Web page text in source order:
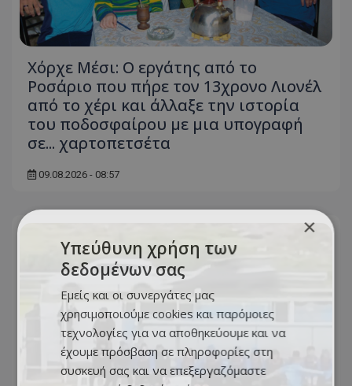
Χόρχε Μέσι: Ο εργάτης από το
Ροσάριο που πήρε τον 13χρονο Λιονέλ
από το χέρι και άλλαξε την ιστορία
του ποδοσφαίρου με μια υπογραφή
σε... χαρτοπετσέτα
09.08.2026 - 08:57
×
Υπεύθυνη χρήση των
δεδομένων σας
Εμείς και οι συνεργάτες μας
χρησιμοποιούμε cookies και παρόμοιες
τεχνολογίες για να αποθηκεύουμε και να
έχουμε πρόσβαση σε πληροφορίες στη
συσκευή σας και να επεξεργαζόμαστε